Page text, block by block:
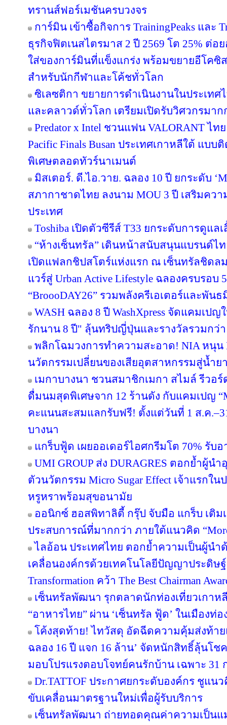
ทรานส์ฟอร์เมชันครบวงจร
การ์มิน เข้าซื้อกิจการ TrainingPeaks และ
ธุรกิจฟิตเนสไตรมาส 2 ปี 2569 โต 25% ต่
ใส่ของการ์มินที่แข็งแกร่ง พร้อมขยายอีโคซิ
สำหรับนักกีฬาและโค้ชทั่วโลก
ซิเลซติกา ขยายการดำเนินงานในประเทศ
และคลาวด์ทั่วโลก เตรียมเปิดรับวิศวกรมาก
Predator x Intel ชวนแฟน VALORANT ไ
Pacific Finals Busan ประเทศเกาหลีใต้ แ
พิเศษตลอดทัวร์นาเมนต์
มิสเตอร์. ดี.ไอ.วาย. ฉลอง 10 ปี ยกระดับ
สภากาชาดไทย ลงนาม MOU 3 ปี เสริมคว
ประเทศ
Toshiba เปิดตัวซีรีส์ T33 ยกระดับการดูแ
“ห้างเซ็นทรัล” เดินหน้าสนับสนุนแบรนด์ไ
เปิดแฟลกชิปสโตร์แห่งแรก ณ เซ็นทรัลชิดล
แวร์สู่ Urban Active Lifestyle ฉลองครบรอ
“BroooDAY26” รวมพลังครีเอเตอร์และพั
WASH ฉลอง 8 ปี WashXpress จัดแคมเป
รักนาน 8 ปี" ลุ้นทริปญี่ปุ่นและรางวัลรวมกว่า
พลิกโฉมวงการทำความสะอาด! NIA หนุน
นวัตกรรมเปลี่ยนของเสียอุตสาหกรรมสู่น้ำ
เมกาบางนา ชวนสมาชิกเมกา สไมล์ รีวอ
ดื่มนมสุดพิเศษจาก 12 ร้านดัง กับแคมเปญ
คะแนนสะสมแลกรับฟรี! ตั้งแต่วันที่ 1 ส.ค
บางนา
แกร็บฟู้ด เผยออเดอร์ไอศกรีมโต 70% รับอ
UMI GROUP ส่ง DURAGRES ตอกย้ำผู้น
ตัวนวัตกรรม Micro Sugar Effect เจ้าแรกใ
หรูหราพร้อมสุขอนามัย
ออนิกซ์ ฮอสพิทาลิตี้ กรุ๊ป จับมือ แกร็บ เติม
ประสบการณ์ที่มากกว่า ภายใต้แนวคิด “More
ไลอ้อน ประเทศไทย ตอกย้ำความเป็นผู้น
เคลื่อนองค์กรด้วยเทคโนโลยีปัญญาประดิษฐ์
Transformation คว้า The Best Chairman
เซ็นทรัลพัฒนา รุกตลาดนักท่องเที่ยวเกาห
“อาหารไทย” ผ่าน ‘เซ็นทรัล ฟู้ด’ ในเมืองท่อ
โค้งสุดท้าย! ไทวัสดุ อัดฉีดความคุ้มส่งท้า
ฉลอง 16 ปี แจก 16 ล้าน’ จัดหนักสิทธิ์ลุ้นโ
มอบโปรแรงตอบโจทย์คนรักบ้าน เฉพาะ 31
Dr.TATTOF ประกาศยกระดับองค์กร ชูแน
ขับเคลื่อนมาตรฐานใหม่เพื่อผู้รับบริการ
เซ็นทรัลพัฒนา ถ่ายทอดคุณค่าความเป็นแม่